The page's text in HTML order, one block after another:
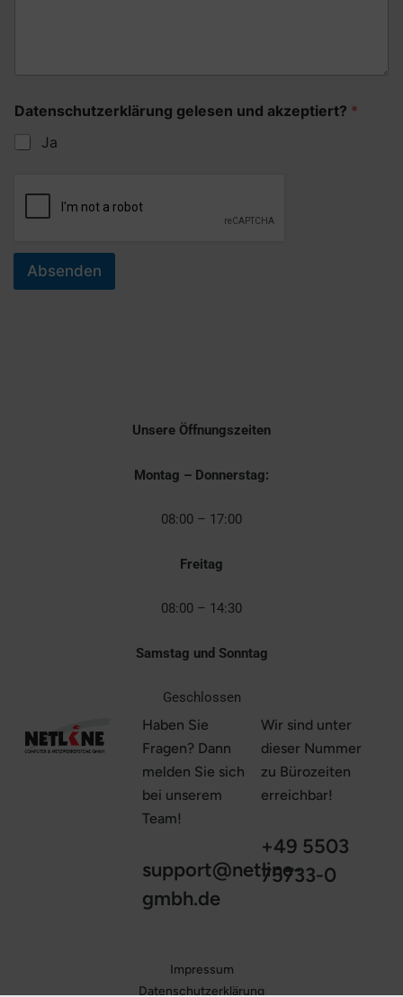
n
s
m
n
i
Datenschutzerklärung gelesen und akzeptiert? *
Ja
Absenden
Unsere Öffnungszeiten
Montag – Donnerstag:
08:00 – 17:00
Freitag
08:00 – 14:30
Samstag und Sonntag
Geschlossen
Haben Sie
Fragen? Dann
melden Sie sich
bei unserem
Team!
support@netline-
gmbh.de
Wir sind unter
dieser Nummer
zu Bürozeiten
erreichbar!
+49 5503
75733-0‎ ‎ ‎ ‎ ‎ ‎ ‎ ‎
Impressum
Datenschutzerklärung